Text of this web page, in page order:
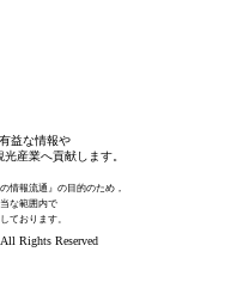
益な情報や
産業へ貢献します。
情報流通』の目的のため，
な範囲内で
ております。
Rights Reserved